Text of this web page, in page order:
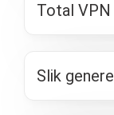
Total
Slik